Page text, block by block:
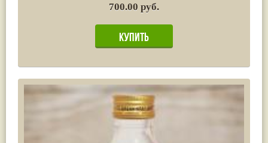
700.00 руб.